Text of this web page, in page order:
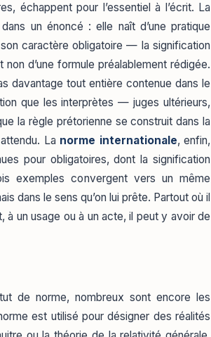
échappent pour l’essentiel à l’écrit. La
un énoncé : elle naît d’une pratique
caractère obligatoire — la signification
d’une formule préalablement rédigée.
davantage tout entière contenue dans le
que les interprètes — juges ultérieurs,
la règle prétorienne se construit dans la
La norme internationale, enfin,
pour obligatoires, dont la signification
exemples convergent vers un même
dans le sens qu’on lui prête. Partout où il
à un usage ou à un acte, il peut y avoir de
de norme, nombreux sont encore les
est utilisé pour désigner des réalités